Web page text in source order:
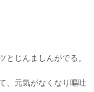
とじんましんがでる。
、元気がなくなり嘔吐